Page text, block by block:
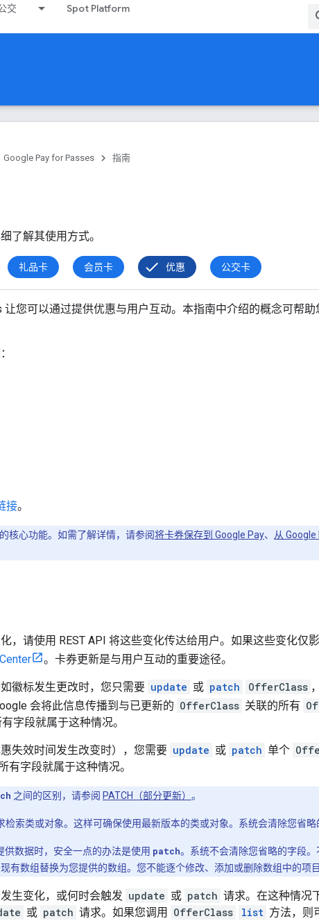
交 Spot Platform
Google Pay for Passes 指南
了解其使用方式。
礼品卡 会员卡 优惠 公交卡
您可以通过提供优惠与用户互动。本指南中介绍的概念可帮
接。
核心功能。如需了解详情，请参阅将卡券保存到 Google Pay、 从
，请使用 REST API 将这些变化传达给用户。如果这些变化仅
。卡券更新是与用户互动的重要途径。
徽标发生更改时，您只需要 update 或 patch OfferClass
会将此信息传播到与已更新的 OfferClass 关联的所有
字段就属于这种情况。
失效时间发生改变时），您需要 update 或 patch 单个
有字段就属于这种情况。
之间的区别，请参阅 PATCH（部分更新） 。
检索类或对象。这样可确保使用最新版本的类或对象。系统会清除您省略
数据时，安全一点的办法是使用 patch。系统不会清除您省略的字段
有数组替换为您提供的数组。您不能逐个修改、添加或删除数组中的项目
生变化，或何时会触发 update 或 patch 请求。在这种情况
或 patch 请求。如果您调用 OfferClass list 方法，则